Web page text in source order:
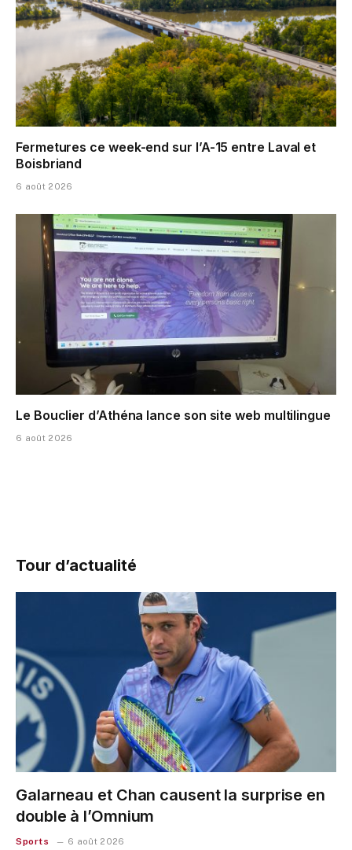
Fermetures ce week-end sur l’A-15 entre Laval et
Boisbriand
6 août 2026
Le Bouclier d’Athéna lance son site web multilingue
6 août 2026
Tour d’actualité
Galarneau et Chan causent la surprise en
double à l’Omnium
Sports 6 août 2026